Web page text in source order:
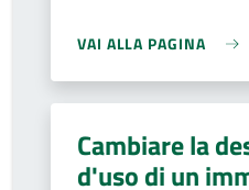
VAI ALLA PAGINA
Cambiare la
d'uso di un